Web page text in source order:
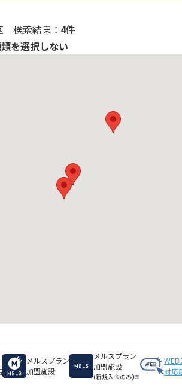
検索結果 ： 4件
を選択しない
メルスプラン
加盟施設
メルスプラン
加盟施設
(新規入会のみ)※
WEB
対応